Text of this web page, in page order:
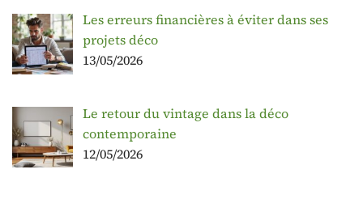
Les erreurs financières à éviter dans ses
projets déco
13/05/2026
Le retour du vintage dans la déco
contemporaine
12/05/2026